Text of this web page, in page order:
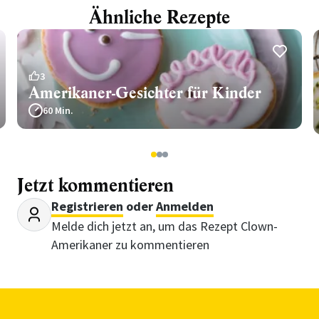
Ähnliche Rezepte
3
Amerikaner-Gesichter für Kinder
60 Min.
123
Jetzt kommentieren
Registrieren oderAnmelden
Melde dich jetzt an, um das Rezept Clown-
Amerikaner zu kommentieren